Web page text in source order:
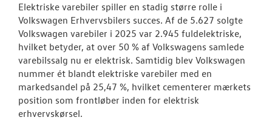
Elektriske varebiler spiller en stadig større rolle i
Volkswagen Erhvervsbilers succes. Af de 5.627 solgte
Volkswagen varebiler i 2025 var 2.945 fuldelektriske,
hvilket betyder, at over 50 % af Volkswagens samlede
varebilssalg nu er elektrisk. Samtidig blev Volkswagen
nummer ét blandt elektriske varebiler med en
markedsandel på 25,47 %, hvilket cementerer mærkets
position som frontløber inden for elektrisk
erhvervskørsel.